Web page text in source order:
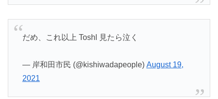
だめ、これ以上 Toshl 見たら泣く
— 岸和田市民 (@kishiwadapeople) August 19,
2021